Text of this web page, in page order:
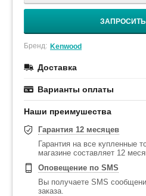
Бренд: Kenwood
Доставка
Варианты оплаты
Наши преимушества
Гарантия 12 месяцев
Гарантия на все купленные
магазине составляет 12
Оповещение по SMS
Вы получаете SMS
заказа.